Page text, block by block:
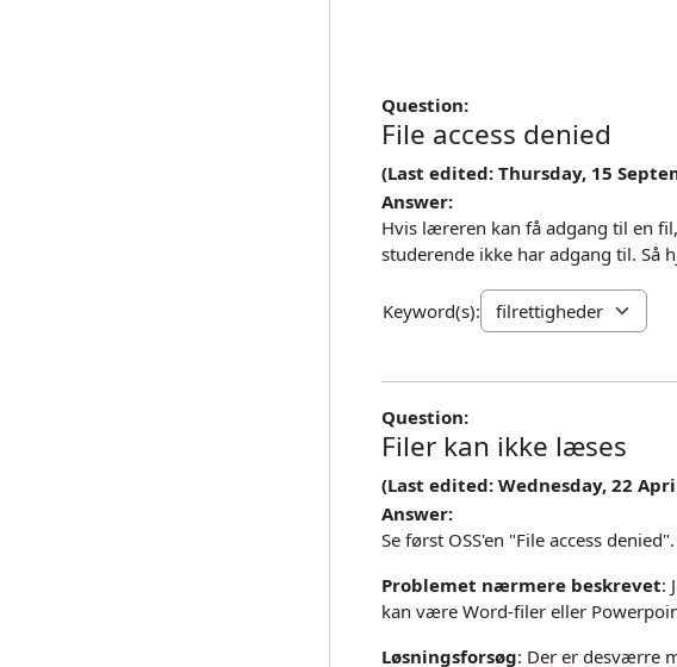
Question:
File access denied
(Last edited: Thursday, 15
Answer:
Hvis læreren kan få adgang til en
studerende ikke har adgang til. Så
Keyword(s):
Question:
Filer kan ikke læses
(Last edited: Wednesday, 22
Answer:
Se først OSS'en "File access
Problemet nærmere beskrevet:
kan være Word-filer eller
Løsningsforsøg: Der er desværre